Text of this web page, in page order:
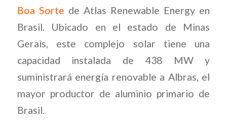
Boa Sorte de Atlas Renewable Energy en
Brasil. Ubicado en el estado de Minas
Gerais, este complejo solar tiene una
capacidad instalada de 438 MW y
suministrará energía renovable a Albras, el
mayor productor de aluminio primario de
Brasil.